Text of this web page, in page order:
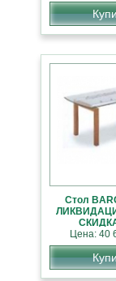
Стол
Цена: 40